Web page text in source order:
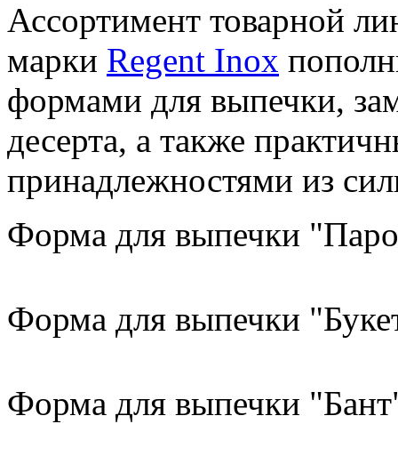
Ассортимент товарной
марки Regent Inox
формами для выпечки,
десерта, а также
принадлежностями из
Форма для выпечки
Форма для выпечки
Форма для выпечки